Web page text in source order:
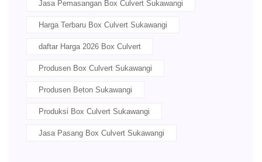
Jasa Pemasangan Box Culvert Sukawangi
Harga Terbaru Box Culvert Sukawangi
daftar Harga 2026 Box Culvert
Produsen Box Culvert Sukawangi
Produsen Beton Sukawangi
Produksi Box Culvert Sukawangi
Jasa Pasang Box Culvert Sukawangi